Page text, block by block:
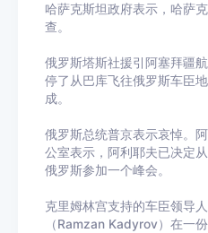
哈萨克斯坦政府表示，哈萨
查。
俄罗斯塔斯社援引阿塞拜疆
停了从巴库飞往俄罗斯车臣
成。
俄罗斯总统普京表示哀悼。
公室表示，阿利耶夫已决定
俄罗斯参加一个峰会。
克里姆林宫支持的车臣领导
（Ramzan Kadyrov）在一